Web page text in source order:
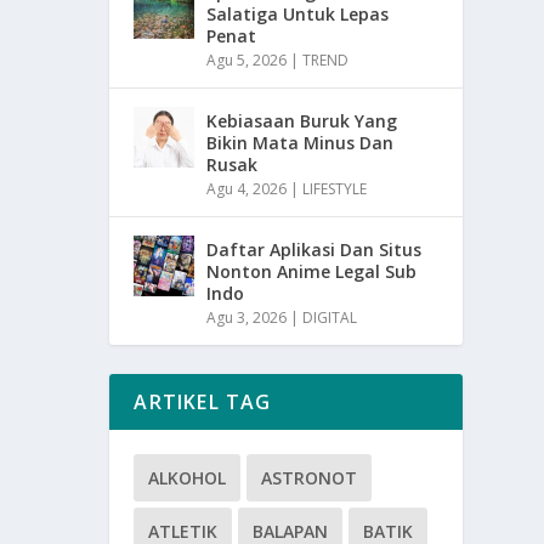
Salatiga Untuk Lepas
Penat
Agu 5, 2026 |TREND
Kebiasaan Buruk Yang
Bikin Mata Minus Dan
Rusak
Agu 4, 2026 | LIFESTYLE
Daftar Aplikasi Dan Situs
Nonton Anime Legal Sub
Indo
Agu 3, 2026 | DIGITAL
ARTIKEL TAG
ALKOHOL ASTRONOT
ATLETIK BALAPAN BATIK